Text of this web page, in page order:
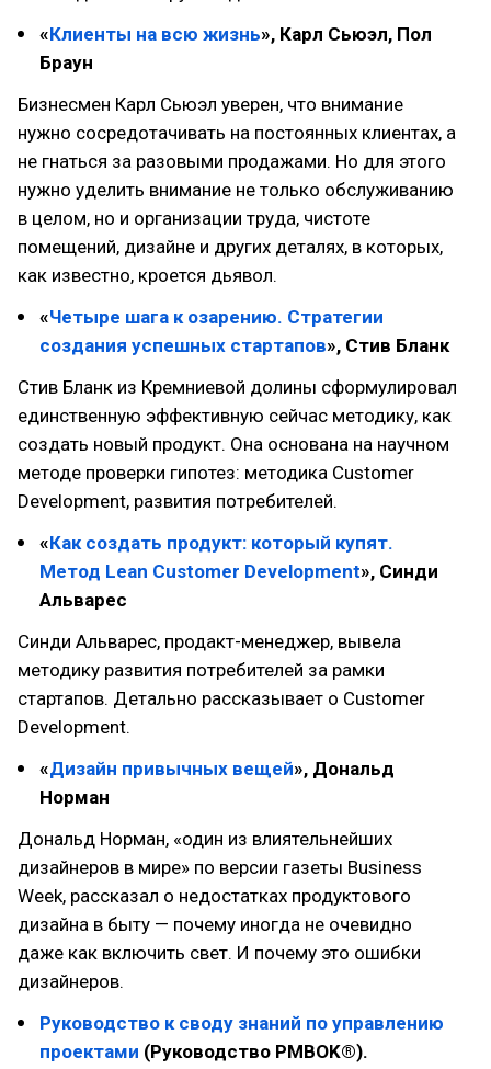
«Клиенты на всю жизнь», Карл Сьюэл, Пол
Браун
Бизнесмен Карл Сьюэл уверен, что внимание
нужно сосредотачивать на постоянных клиентах, а
не гнаться за разовыми продажами. Но для этого
нужно уделить внимание не только обслуживанию
в целом, но и организации труда, чистоте
помещений, дизайне и других деталях, в которых,
как известно, кроется дьявол.
«Четыре шага к озарению. Стратегии
создания успешных стартапов», Стив Бланк
Стив Бланк из Кремниевой долины сформулировал
единственную эффективную сейчас методику, как
создать новый продукт. Она основана на научном
методе проверки гипотез: методика Customer
Development, развития потребителей.
«Как создать продукт: который купят.
Метод Lean Customer Development», Синди
Альварес
Синди Альварес, продакт-менеджер, вывела
методику развития потребителей за рамки
стартапов. Детально рассказывает о Customer
Development.
«Дизайн привычных вещей», Дональд
Норман
Дональд Норман, «один из влиятельнейших
дизайнеров в мире» по версии газеты Business
Week, рассказал о недостатках продуктового
дизайна в быту — почему иногда не очевидно
даже как включить свет. И почему это ошибки
дизайнеров.
Руководство к своду знаний по управлению
проектами (Руководство PMBOK®).